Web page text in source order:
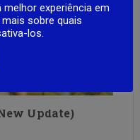
Update)
experiência em
sobre quais
los.